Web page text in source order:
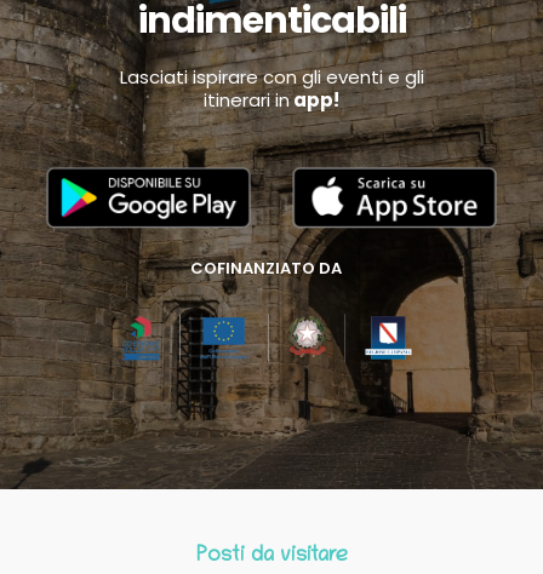
indimenticabili
Lasciati ispirare con gli eventi e gli
itinerari inapp!
COFINANZIATO DA
Posti da visitare